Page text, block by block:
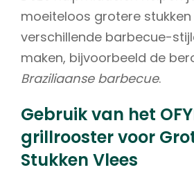
moeiteloos grotere stukken
verschillende barbecue-
maken, bijvoorbeeld de
Braziliaanse barbecue.
Gebruik van het
grillrooster voor
Stukken Vlees